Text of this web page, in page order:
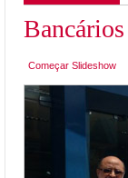
Começar Slideshow